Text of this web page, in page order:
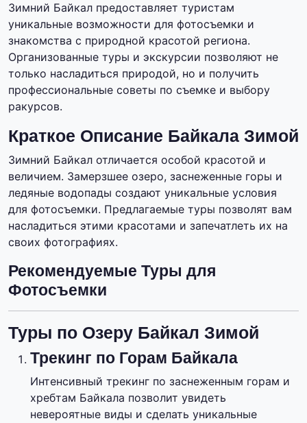
Зимний Байкал предоставляет туристам
уникальные возможности для фотосъемки и
знакомства с природной красотой региона.
Организованные туры и экскурсии позволяют не
только насладиться природой, но и получить
профессиональные советы по съемке и выбору
ракурсов.
Краткое Описание Байкала Зимой
Зимний Байкал отличается особой красотой и
величием. Замерзшее озеро, заснеженные горы и
ледяные водопады создают уникальные условия
для фотосъемки. Предлагаемые туры позволят вам
насладиться этими красотами и запечатлеть их на
своих фотографиях.
Рекомендуемые Туры для
Фотосъемки
Туры по Озеру Байкал Зимой
Трекинг по Горам Байкала
Интенсивный трекинг по заснеженным горам и
хребтам Байкала позволит увидеть
невероятные виды и сделать уникальные